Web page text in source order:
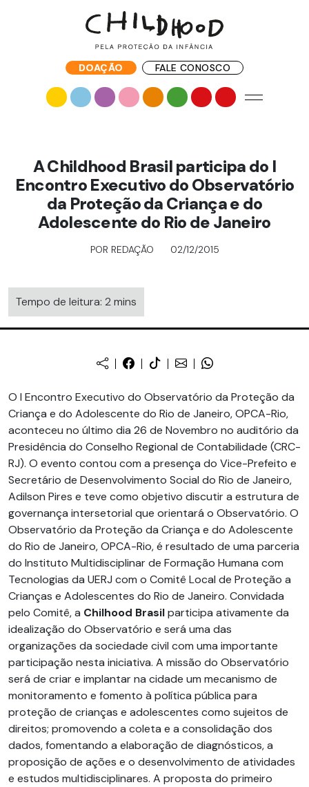
DOAÇÃO FALE CONOSCO
A Childhood Brasil participa do I
Encontro Executivo do Observatório
da Proteção da Criança e do
Adolescente do Rio de Janeiro
POR REDAÇÃO 02/12/2015
Tempo de leitura: 2 mins
O I Encontro Executivo do Observatório da Proteção da
Criança e do Adolescente do Rio de Janeiro, OPCA-Rio,
aconteceu no último dia 26 de Novembro no auditório da
Presidência do Conselho Regional de Contabilidade (CRC-
RJ). O evento contou com a presença do Vice-Prefeito e
Secretário de Desenvolvimento Social do Rio de Janeiro,
Adilson Pires e teve como objetivo discutir a estrutura de
governança intersetorial que orientará o Observatório. O
Observatório da Proteção da Criança e do Adolescente
do Rio de Janeiro, OPCA-Rio, é resultado de uma parceria
do Instituto Multidisciplinar de Formação Humana com
Tecnologias da UERJ com o Comitê Local de Proteção a
Crianças e Adolescentes do Rio de Janeiro. Convidada
pelo Comitê, a Chilhood Brasilparticipa ativamente da
idealização do Observatório e será uma das
organizações da sociedade civil com uma importante
participação nesta iniciativa. A missão do Observatório
será de criar e implantar na cidade um mecanismo de
monitoramento e fomento à política pública para
proteção de crianças e adolescentes como sujeitos de
direitos; promovendo a coleta e a consolidação dos
dados, fomentando a elaboração de diagnósticos, a
proposição de ações e o desenvolvimento de atividades
e estudos multidisciplinares. A proposta do primeiro